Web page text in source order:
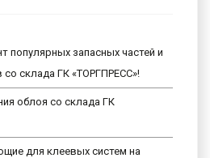
популярных запасных частей и
склада ГК «ТОРГПРЕСС»!
облоя со склада ГК
для клеевых систем на